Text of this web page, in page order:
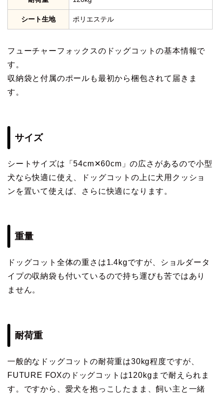
シート生地 ポリエステル
フューチャーフォックスのドッグコットの基本情報で
す。
収納袋と付属のポールも最初から梱包されて届きま
す。
サイズ
シートサイズは「54cm✕60cm」の広さがあるので小型
犬なら快適に使え、ドッグコットの上に犬用クッショ
ンを置いて使えば、さらに快適になります。
重量
ドッグコット全体の重さは1.4kgですが、ショルダータ
イプの収納袋も付いているので持ち運びも苦ではあり
ません。
耐荷重
一般的なドッグコットの耐荷重は30kg程度ですが、
FUTURE FOXのドッグコットは120kgまで耐えられま
す。ですから、愛犬を抱っこしたまま、飼い主と一緒